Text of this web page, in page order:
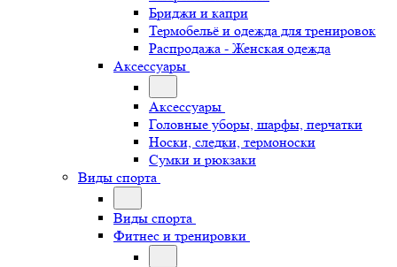
Бриджи и капри
Термобельё и одежда для тренировок
Распродажа - Женская одежда
Аксессуары
Аксессуары
Головные уборы, шарфы, перчатки
Носки, следки, термоноски
Сумки и рюкзаки
Виды спорта
Виды спорта
Фитнес и тренировки